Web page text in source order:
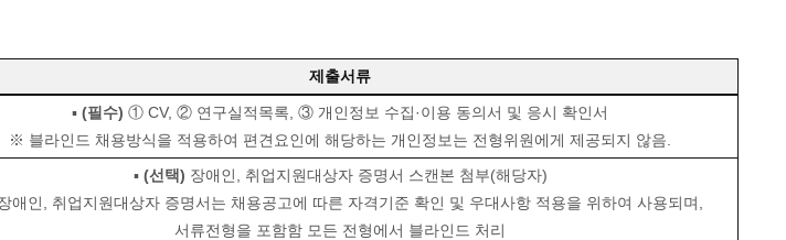
제출서류
▪ (필수) ① CV, ② 연구실적목록, ③ 개인정보 수집·이용 동의서 및 응시 확인서
※ 블라인드 채용방식을 적용하여 편견요인에 해당하는 개인정보는 전형위원에게 제공되지 않음.
▪ (선택) 장애인, 취업지원대상자 증명서 스캔본 첨부(해당자)
애인, 취업지원대상자 증명서는 채용공고에 따른 자격기준 확인 및 우대사항 적용을 위하여 사용되며,
서류전형을 포함함 모든 전형에서 블라인드 처리